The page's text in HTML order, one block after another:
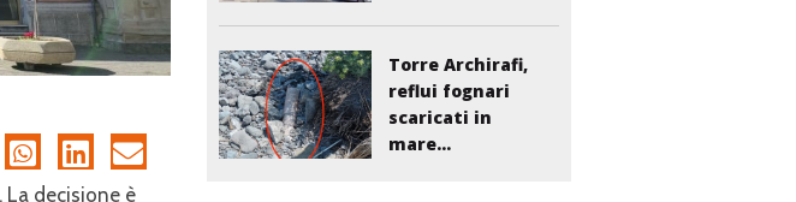
La decisione è
Torre Archirafi,
reflui fognari
scaricati in
mare...